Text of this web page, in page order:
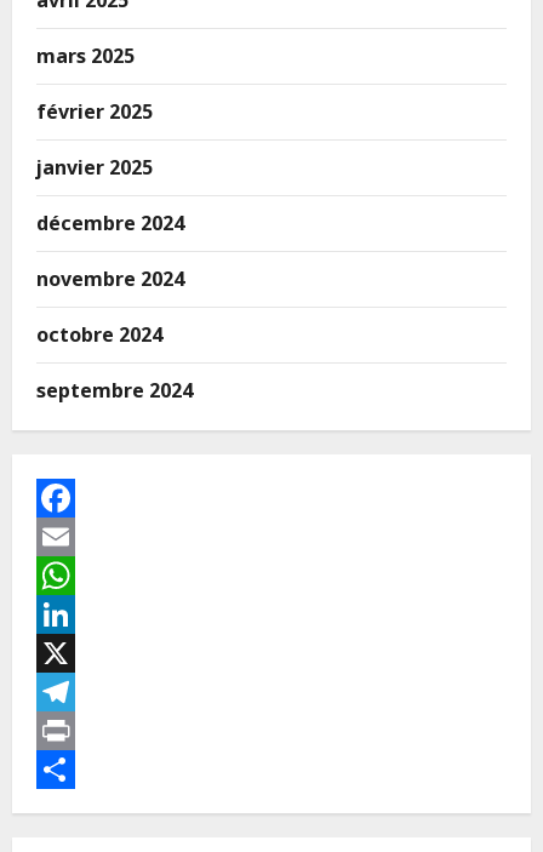
mars 2025
février 2025
janvier 2025
décembre 2024
novembre 2024
octobre 2024
septembre 2024
Facebook
Email
WhatsApp
LinkedIn
X
Telegram
Print
Partager